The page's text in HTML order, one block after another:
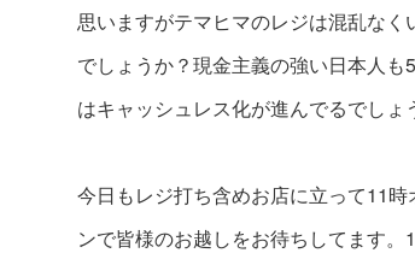
思いますがテマヒマのレジは混乱なく
でしょうか？現金主義の強い日本人も
はキャッシュレス化が進んでるでしょ
今日もレジ打ち含めお店に立って11時
ンで皆様のお越しをお待ちしてます。